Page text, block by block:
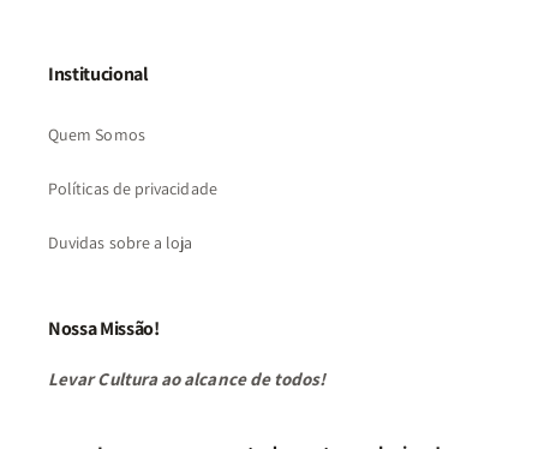
Institucional
Quem Somos
Políticas de privacidade
Duvidas sobre a loja
Nossa Missão!
Levar Cultura ao alcance de todos!